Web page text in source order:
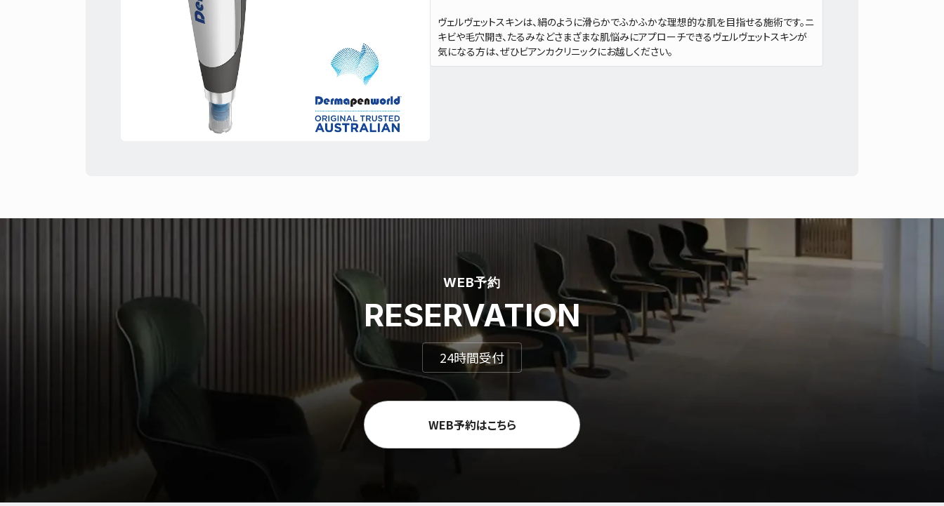
ヴェルヴェットスキンは、絹のように滑らかでふかふかな理想的な肌を目指せる施術です。ニ
キビや毛穴開き、たるみなどさまざまな肌悩みにアプローチできるヴェルヴェットスキンが
気になる方は、ぜひビアンカクリニックにお越しください。
WEB予約
RESERVATION
24時間受付
WEB予約はこちら